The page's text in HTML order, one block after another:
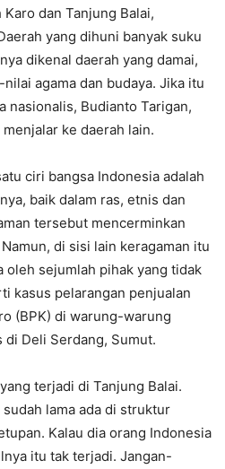
dan Tanjung Balai,
yang dihuni banyak suku
dikenal daerah yang damai,
agama dan budaya. Jika itu
nasionalis, Budianto Tarigan,
ke daerah lain.
ciri bangsa Indonesia adalah
baik dalam ras, etnis dan
tersebut mencerminkan
di sisi lain keragaman itu
oleh sejumlah pihak yang tidak
kasus pelarangan penjualan
(BPK) di warung-warung
di Deli Serdang, Sumut.
terjadi di Tanjung Balai.
lama ada di struktur
Kalau dia orang Indonesia
itu tak terjadi. Jangan-